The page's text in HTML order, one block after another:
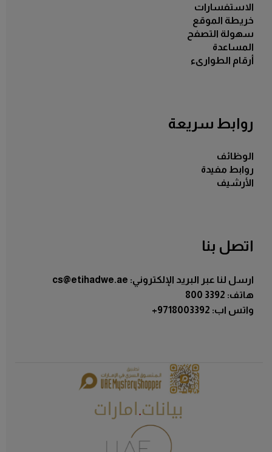
الاستفسارات
خريطة الموقع
سهولة التصفح
المساعدة
أرقام الطوارىء
روابط سريعة
الوظائف
روابط مفيدة
الأرشيف
اتصل بنا
ارسل لنا عبر البريد الإلكتروني: cs@etihadwe.ae
هاتف: 3392 800
+9718003392 :واتس اب